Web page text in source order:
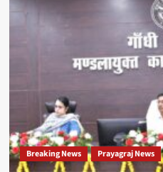
Breaking News Prayagraj News